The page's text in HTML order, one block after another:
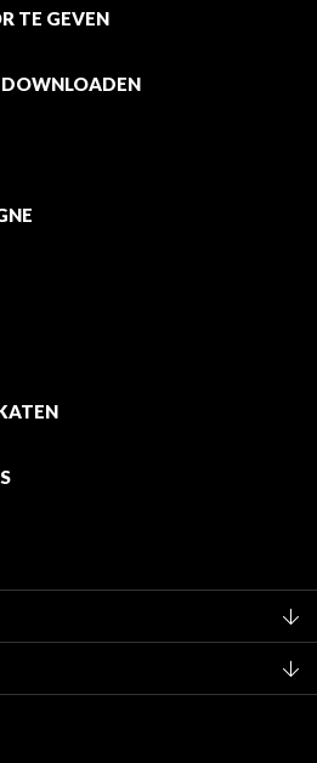
TE GEVEN
DOWNLOADEN
accommodaties